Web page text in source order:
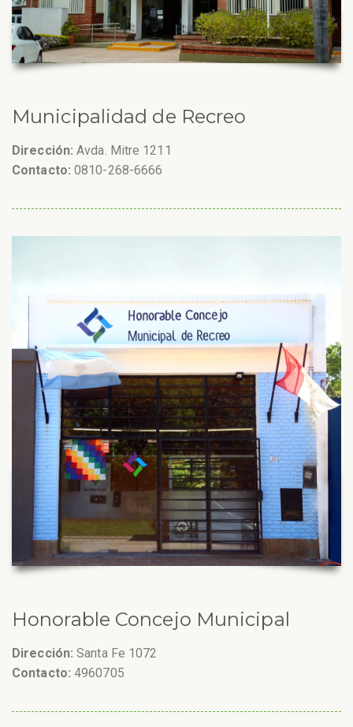
Municipalidad de Recreo
Dirección: Avda. Mitre 1211
Contacto: 0810-268-6666
Honorable Concejo Municipal
Dirección: Santa Fe 1072
Contacto: 4960705